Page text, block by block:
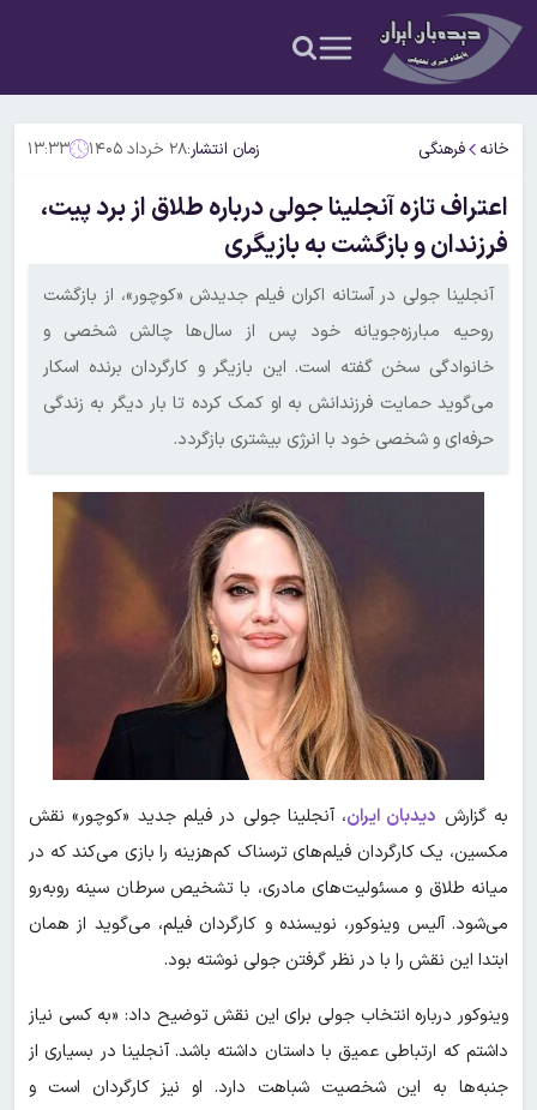
خانه فرهنگی زمان انتشار:۲۸ خرداد ۱۴۰۵ ۱۳:۳۳
اعتراف تازه آنجلینا جولی درباره طلاق از برد پیت،
فرزندان و بازگشت به بازیگری
آنجلینا جولی در آستانه اکران فیلم جدیدش «کوچور»، از بازگشت
روحیه مبارزه‌جویانه خود پس از سال‌ها چالش شخصی و
خانوادگی سخن گفته است. این بازیگر و کارگردان برنده اسکار
می‌گوید حمایت فرزندانش به او کمک کرده تا بار دیگر به زندگی
حرفه‌ای و شخصی خود با انرژی بیشتری بازگردد.
به گزارش دیدبان ایران، آنجلینا جولی در فیلم جدید «کوچور» نقش
مکسین، یک کارگردان فیلم‌های ترسناک کم‌هزینه را بازی می‌کند که در
میانه طلاق و مسئولیت‌های مادری، با تشخیص سرطان سینه روبه‌رو
می‌شود. آلیس وینوکور، نویسنده و کارگردان فیلم، می‌گوید از همان
ابتدا این نقش را با در نظر گرفتن جولی نوشته بود.
وینوکور درباره انتخاب جولی برای این نقش توضیح داد: «به کسی نیاز
داشتم که ارتباطی عمیق با داستان داشته باشد. آنجلینا در بسیاری از
جنبه‌ها به این شخصیت شباهت دارد. او نیز کارگردان است و